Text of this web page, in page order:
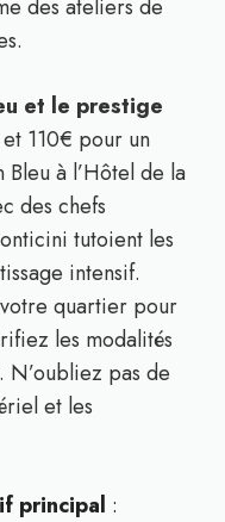
des ateliers de
et le prestige
110€ pour un
à l’Hôtel de la
des chefs
tutoient les
intensif.
quartier pour
les modalités
N’oubliez pas de
et les
principal :